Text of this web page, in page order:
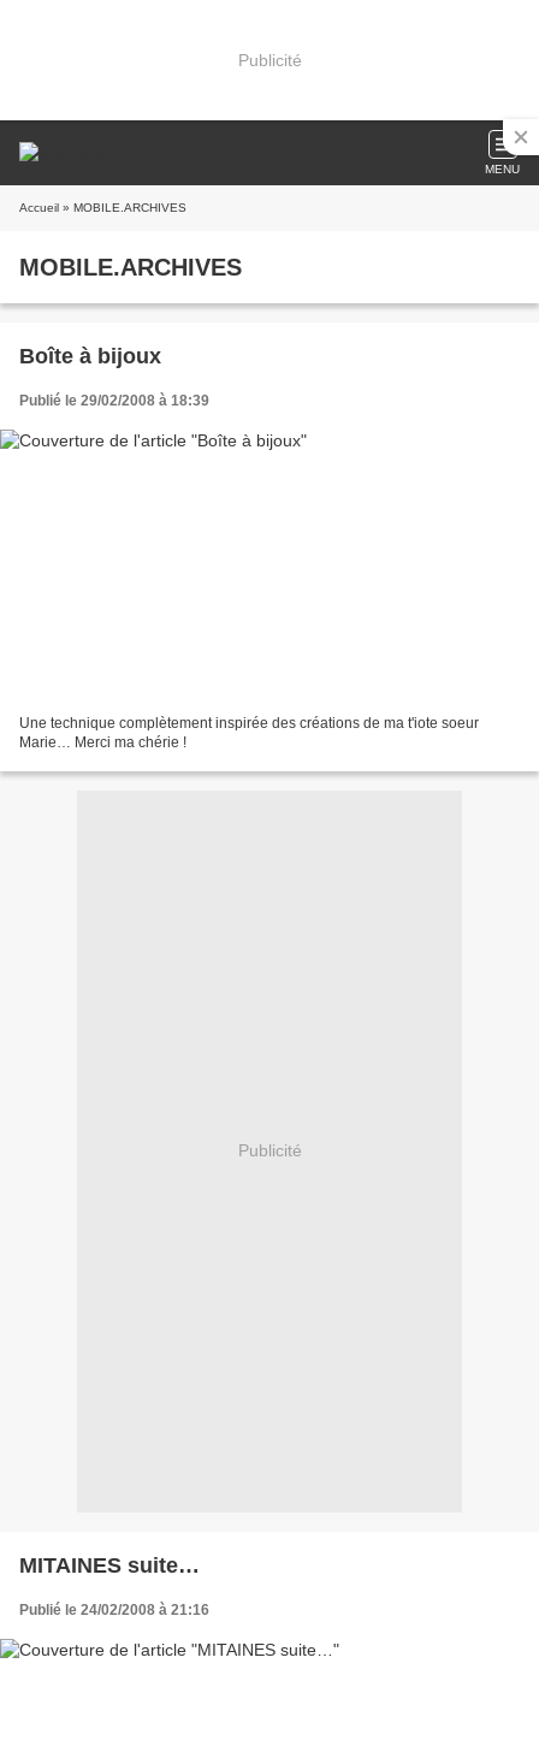
Publicité
MENU
Accueil » MOBILE.ARCHIVES
MOBILE.ARCHIVES
Boîte à bijoux
Publié le 29/02/2008 à 18:39
Une technique complètement inspirée des créations de ma t'iote soeur
Marie… Merci ma chérie !
Publicité
MITAINES suite…
Publié le 24/02/2008 à 21:16